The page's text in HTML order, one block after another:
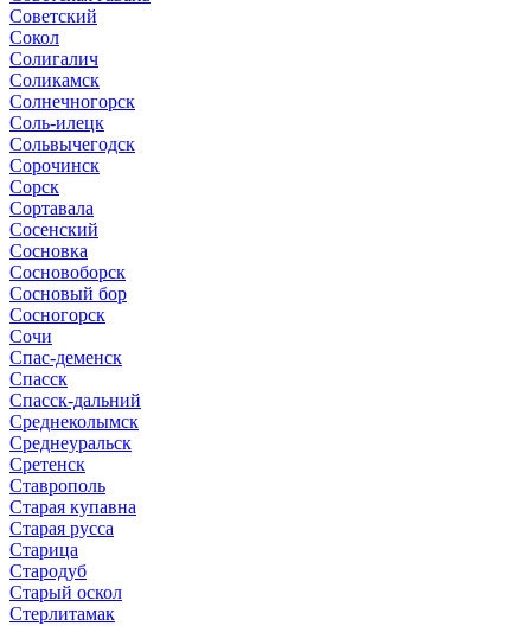
Советский
Сокол
Солигалич
Соликамск
Солнечногорск
Соль-илецк
Сольвычегодск
Сорочинск
Сорск
Сортавала
Сосенский
Сосновка
Сосновоборск
Сосновый бор
Сосногорск
Сочи
Спас-деменск
Спасск
Спасск-дальний
Среднеколымск
Среднеуральск
Сретенск
Ставрополь
Старая купавна
Старая русса
Старица
Стародуб
Старый оскол
Стерлитамак